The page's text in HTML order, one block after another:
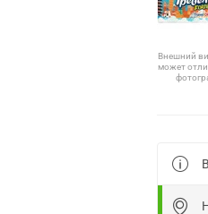
Внешний
может